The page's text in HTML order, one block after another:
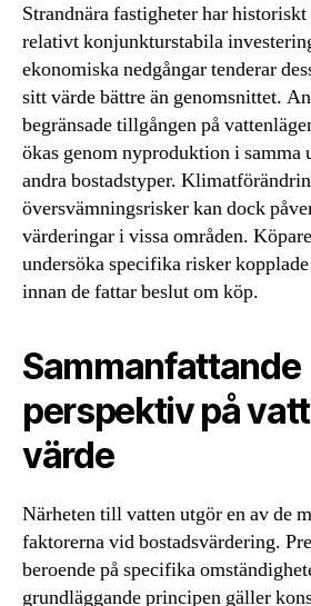
Strandnära fastigheter har
relativt konjunkturstabila
ekonomiska nedgångar tenderar
sitt värde bättre än genomsnittet.
begränsade tillgången på
ökas genom nyproduktion i samma
andra bostadstyper.
översvämningsrisker kan dock
värderingar i vissa områden.
undersöka specifika risker
innan de fattar beslut om köp.
Sammanfattande
perspektiv på
värde
Närheten till vatten utgör en av de
faktorerna vid bostadsvärdering.
beroende på specifika
grundläggande principen gäller